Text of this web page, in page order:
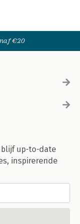
voor de toekomst
€20
blijf up-to-date
inspirerende